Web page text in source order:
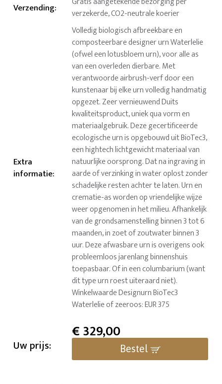
Verzending:
verzekerde, CO2-neutrale koerier
Extra
informatie:
Volledig biologisch afbreekbare en
composteerbare designer urn Waterlelie
(ofwel een lotusbloem urn), voor alle as
van een overleden dierbare. Met
verantwoorde airbrush-verf door een
kunstenaar bij elke urn volledig handmatig
opgezet. Zeer vernieuwend Duits
kwaliteitsproduct, uniek qua vorm en
materiaalgebruik. Deze gecertificeerde
ecologische urn is opgebouwd uit BioTec3,
een hightech lichtgewicht materiaal van
natuurlijke oorsprong. Dat na ingraving in
aarde of verzinking in water oplost zonder
schadelijke resten achter te laten. Urn en
crematie-as worden op vriendelijke wijze
weer opgenomen in het milieu. Afhankelijk
van de grondsamenstelling binnen 3 tot 6
maanden, in zoet of zoutwater binnen 3
uur. Deze afwasbare urn is overigens ook
probleemloos jarenlang binnenshuis
toepasbaar. Of in een columbarium (want
dit type urn roest uiteraard niet).
Winkelwaarde Designurn BioTec3
Waterlelie of zeeroos: EUR 375
Uw prijs:
€329,00
Bestel